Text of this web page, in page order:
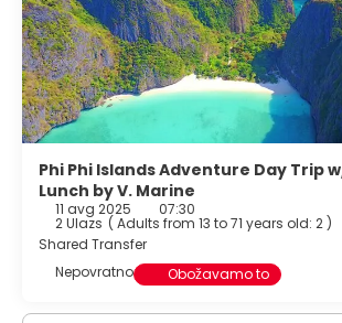
Phi Phi Islands Adventure Day Trip
Lunch by V. Marine
11 avg 2025 07:30
2 Ulazs ( Adults from 13 to 71 years old: 2 )
Shared Transfer
Nepovratno
Obožavamo to